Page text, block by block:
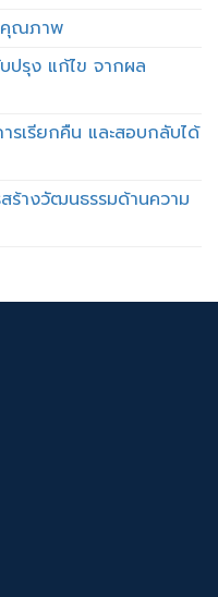
คุณภาพ
ปรุง แก้ไข จากผล
เรียกคืน และสอบกลับได้
างวัฒนธรรมด้านความ